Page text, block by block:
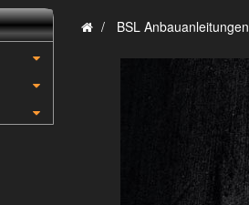
BSL Anbauanleitungen